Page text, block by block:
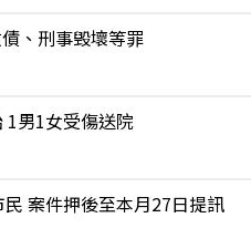
、刑事毁壞等罪
1男1女受傷送院
案件押後至本月27日提訊